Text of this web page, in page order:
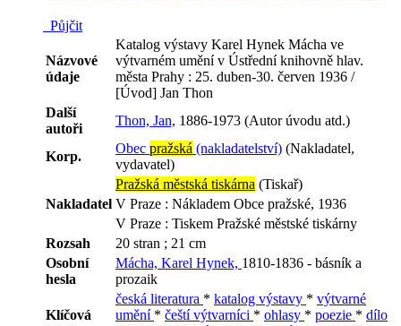
Půjčit
Názvové
údaje
Katalog výstavy Karel Hynek Mácha ve
výtvarném umění v Ústřední knihovně hlav.
města Prahy : 25. duben-30. červen 1936 /
[Úvod] Jan Thon
Další
autoři
Thon, Jan, 1886-1973 (Autor úvodu atd.)
Korp.
Obec pražská (nakladatelství) (Nakladatel,
vydavatel)
Pražská městská tiskárna (Tiskař)
Nakladatel V Praze : Nákladem Obce pražské, 1936
V Praze : Tiskem Pražské městské tiskárny
Rozsah
20 stran ; 21 cm
Osobní
hesla
Mácha, Karel Hynek, 1810-1836 - básník a
prozaik
Klíčová
česká literatura * katalog výstavy * výtvarné
umění * čeští výtvarníci * ohlasy * poezie * dílo